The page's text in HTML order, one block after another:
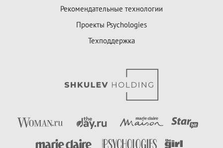
Рекомендательные технологии
Проекты Psychologies
Техподдержка